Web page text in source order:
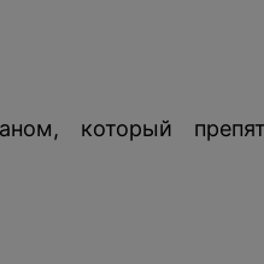
который